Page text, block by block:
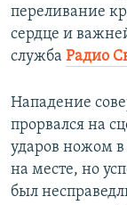
переливание
сердце и
служба Радио
Нападение
прорвался на
ударов ножом в
на месте, но
был